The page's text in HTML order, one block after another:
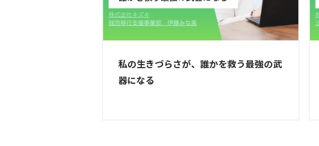
私の生きづらさが、誰かを救う最強の武
器になる